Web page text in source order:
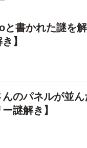
と書かれた謎を
】
んのパネルが並
謎解き】